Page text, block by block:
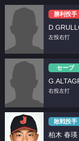
勝利投手
左投右打
セーブ
右投左打
敗戦投手
柏木 春瑛